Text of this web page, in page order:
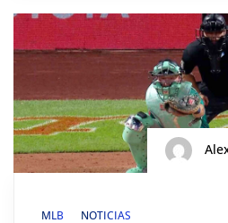
MLB NOTICIAS